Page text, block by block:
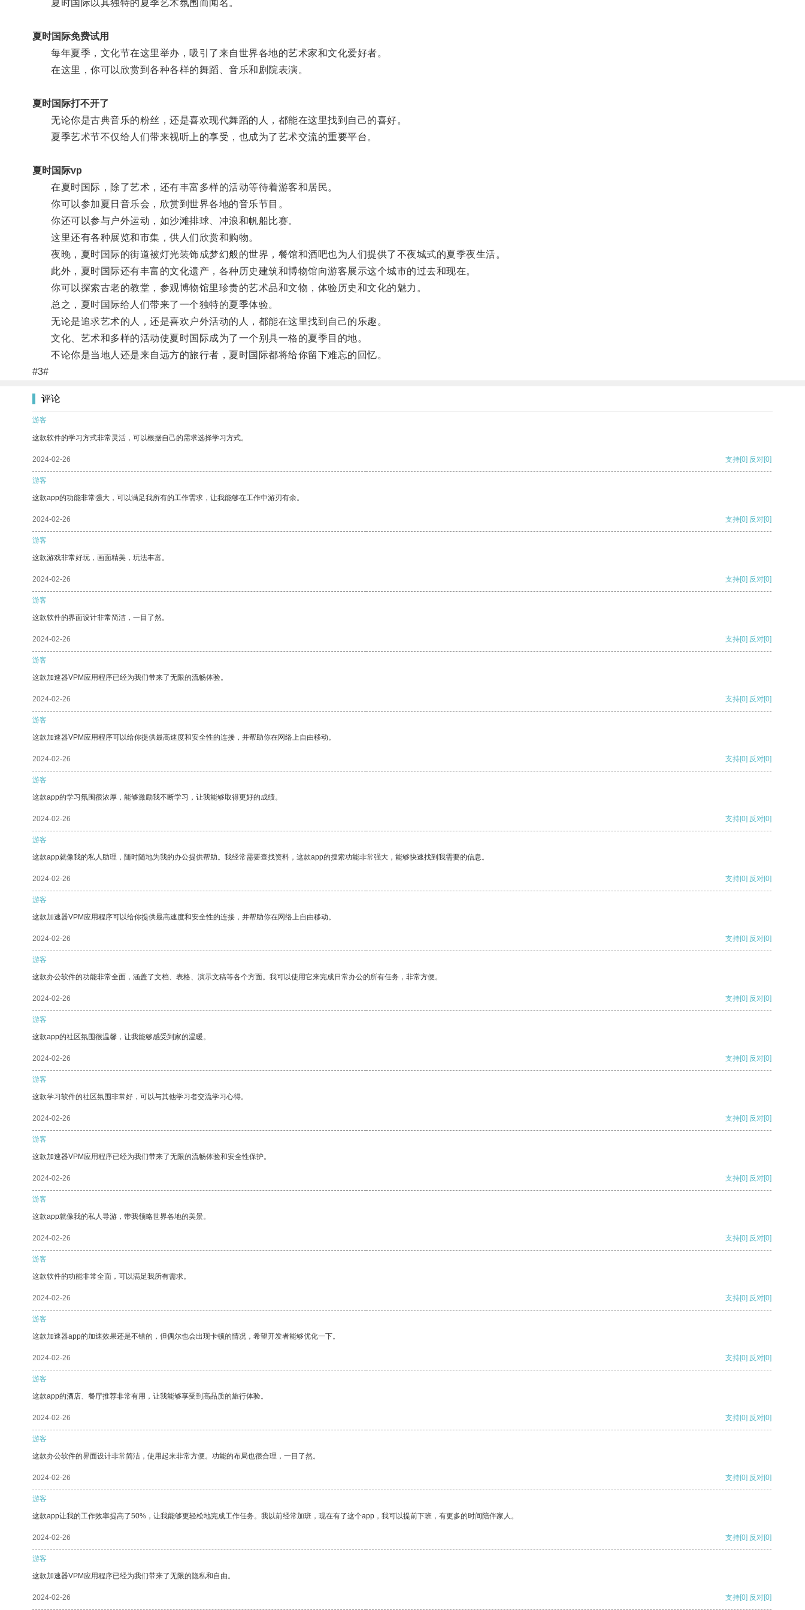
夏时国际以其独特的夏季艺术氛围而闻名。
夏时国际免费试用
每年夏季，文化节在这里举办，吸引了来自世界各地的艺术家和文化爱好者。
在这里，你可以欣赏到各种各样的舞蹈、音乐和剧院表演。
夏时国际打不开了
无论你是古典音乐的粉丝，还是喜欢现代舞蹈的人，都能在这里找到自己的喜好。
夏季艺术节不仅给人们带来视听上的享受，也成为了艺术交流的重要平台。
夏时国际vp
在夏时国际，除了艺术，还有丰富多样的活动等待着游客和居民。
你可以参加夏日音乐会，欣赏到世界各地的音乐节目。
你还可以参与户外运动，如沙滩排球、冲浪和帆船比赛。
这里还有各种展览和市集，供人们欣赏和购物。
夜晚，夏时国际的街道被灯光装饰成梦幻般的世界，餐馆和酒吧也为人们提供了不夜城式的夏季夜生活。
此外，夏时国际还有丰富的文化遗产，各种历史建筑和博物馆向游客展示这个城市的过去和现在。
你可以探索古老的教堂，参观博物馆里珍贵的艺术品和文物，体验历史和文化的魅力。
总之，夏时国际给人们带来了一个独特的夏季体验。
无论是追求艺术的人，还是喜欢户外活动的人，都能在这里找到自己的乐趣。
文化、艺术和多样的活动使夏时国际成为了一个别具一格的夏季目的地。
不论你是当地人还是来自远方的旅行者，夏时国际都将给你留下难忘的回忆。
#3#
评论
游客
这款软件的学习方式非常灵活，可以根据自己的需求选择学习方式。
2024-02-26 支持[0] 反对[0]
游客
这款app的功能非常强大，可以满足我所有的工作需求，让我能够在工作中游刃有余。
2024-02-26 支持[0] 反对[0]
游客
这款游戏非常好玩，画面精美，玩法丰富。
2024-02-26 支持[0] 反对[0]
游客
这款软件的界面设计非常简洁，一目了然。
2024-02-26 支持[0] 反对[0]
游客
这款加速器VPM应用程序已经为我们带来了无限的流畅体验。
2024-02-26 支持[0] 反对[0]
游客
这款加速器VPM应用程序可以给你提供最高速度和安全性的连接，并帮助你在网络上自由移动。
2024-02-26 支持[0] 反对[0]
游客
这款app的学习氛围很浓厚，能够激励我不断学习，让我能够取得更好的成绩。
2024-02-26 支持[0] 反对[0]
游客
这款app就像我的私人助理，随时随地为我的办公提供帮助。我经常需要查找资料，这款app的搜索功能非常强大，能够快速找到我需要的信息。
2024-02-26 支持[0] 反对[0]
游客
这款加速器VPM应用程序可以给你提供最高速度和安全性的连接，并帮助你在网络上自由移动。
2024-02-26 支持[0] 反对[0]
游客
这款办公软件的功能非常全面，涵盖了文档、表格、演示文稿等各个方面。我可以使用它来完成日常办公的所有任务，非常方便。
2024-02-26 支持[0] 反对[0]
游客
这款app的社区氛围很温馨，让我能够感受到家的温暖。
2024-02-26 支持[0] 反对[0]
游客
这款学习软件的社区氛围非常好，可以与其他学习者交流学习心得。
2024-02-26 支持[0] 反对[0]
游客
这款加速器VPM应用程序已经为我们带来了无限的流畅体验和安全性保护。
2024-02-26 支持[0] 反对[0]
游客
这款app就像我的私人导游，带我领略世界各地的美景。
2024-02-26 支持[0] 反对[0]
游客
这款软件的功能非常全面，可以满足我所有需求。
2024-02-26 支持[0] 反对[0]
游客
这款加速器app的加速效果还是不错的，但偶尔也会出现卡顿的情况，希望开发者能够优化一下。
2024-02-26 支持[0] 反对[0]
游客
这款app的酒店、餐厅推荐非常有用，让我能够享受到高品质的旅行体验。
2024-02-26 支持[0] 反对[0]
游客
这款办公软件的界面设计非常简洁，使用起来非常方便。功能的布局也很合理，一目了然。
2024-02-26 支持[0] 反对[0]
游客
这款app让我的工作效率提高了50%，让我能够更轻松地完成工作任务。我以前经常加班，现在有了这个app，我可以提前下班，有更多的时间陪伴家人。
2024-02-26 支持[0] 反对[0]
游客
这款加速器VPM应用程序已经为我们带来了无限的隐私和自由。
2024-02-26 支持[0] 反对[0]